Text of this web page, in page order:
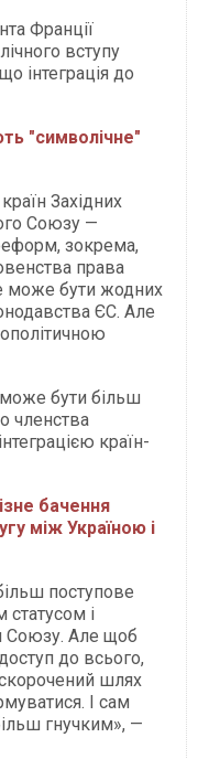
Франції
вступу
інтеграція до
"символічне"
Західних
Союзу —
зокрема,
права
може бути жодних
ЄС. Але
бути більш
членства
країн-
бачення
між Україною і
поступове
і
Союзу. Але щоб
до всього,
шлях
І сам
гнучким», —